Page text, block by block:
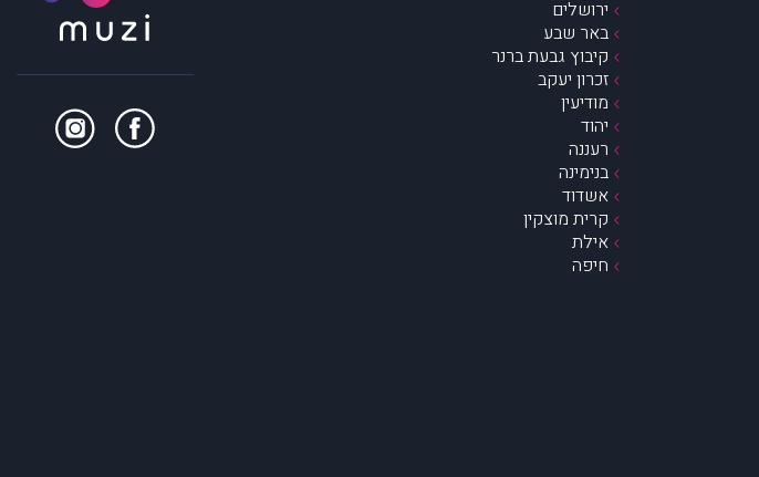
ירושלים
באר שבע
קיבוץ גבעת ברנר
זכרון יעקב
מודיעין
יהוד
רעננה
בנימינה
אשדוד
קרית מוצקין
אילת
חיפה